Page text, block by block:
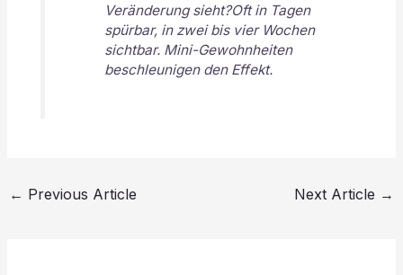
Veränderung sieht?Oft in Tagen
spürbar, in zwei bis vier Wochen
sichtbar. Mini-Gewohnheiten
beschleunigen den Effekt.
← Previous Article Next Article →